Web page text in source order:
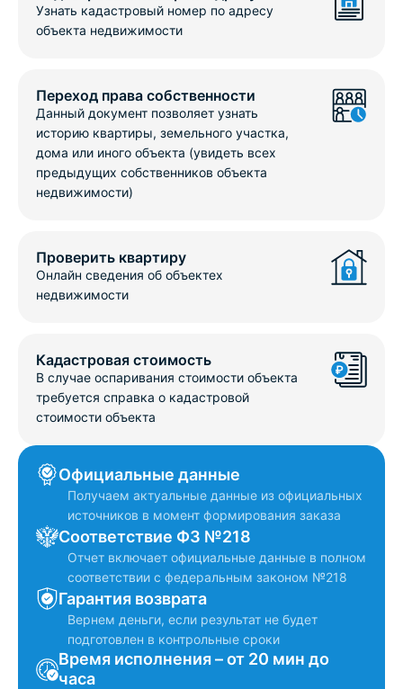
Узнать кадастровый номер по адресу
объекта недвижимости
Переход права собственности
Данный документ позволяет узнать
историю квартиры, земельного участка,
дома или иного объекта (увидеть всех
предыдущих собственников объекта
недвижимости)
Проверить квартиру
Онлайн сведения об объектех
недвижимости
Кадастровая стоимость
В случае оспаривания стоимости объекта
требуется справка о кадастровой
стоимости объекта
Официальные данные
Получаем актуальные данные из официальных
источников в момент формирования заказа
Соответствие ФЗ №218
Отчет включает официальные данные в полном
соответствии с федеральным законом №218
Гарантия возврата
Вернем деньги, если результат не будет
подготовлен в контрольные сроки
Время исполнения – от 20 мин до
часа